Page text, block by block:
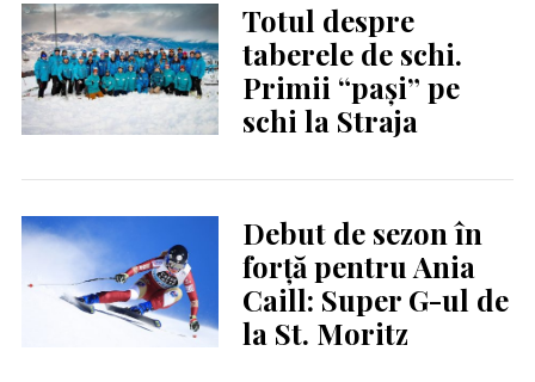
Totul despre
taberele de schi.
Primii “pași” pe
schi la Straja
Debut de sezon în
forță pentru Ania
Caill: Super G-ul de
la St. Moritz